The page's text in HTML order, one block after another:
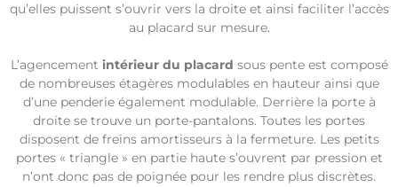
qu’elles puissent s’ouvrir vers la droite et ainsi faciliter l’accès
au placard sur mesure.
L’agencement intérieur du placard sous pente est composé
de nombreuses étagères modulables en hauteur ainsi que
d’une penderie également modulable. Derrière la porte à
droite se trouve un porte-pantalons. Toutes les portes
disposent de freins amortisseurs à la fermeture. Les petits
portes « triangle » en partie haute s’ouvrent par pression et
n’ont donc pas de poignée pour les rendre plus discrètes.